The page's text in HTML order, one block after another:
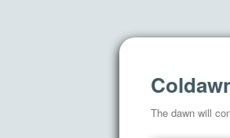
The dawn will